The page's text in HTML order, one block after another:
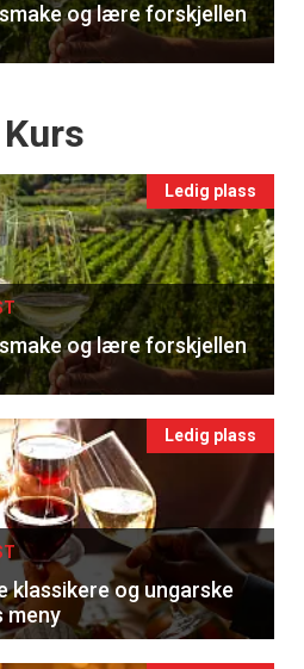
og lære forskjellen
Ledig plass
og lære forskjellen
Ledig plass
klassikere og ungarske
meny